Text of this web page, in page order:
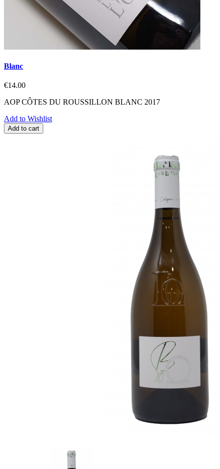
Blanc
€14.00
AOP CÔTES DU ROUSSILLON BLANC 2017
Add to Wishlist
Add to cart